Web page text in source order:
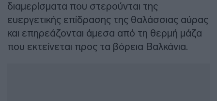
διαμερίσματα που στερούνται της
ευεργετικής επίδρασης της θαλάσσιας αύρας
και επηρεάζονται άμεσα από τη θερμή μάζα
που εκτείνεται προς τα βόρεια Βαλκάνια.